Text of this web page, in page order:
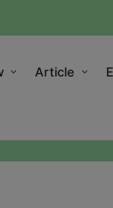
Article